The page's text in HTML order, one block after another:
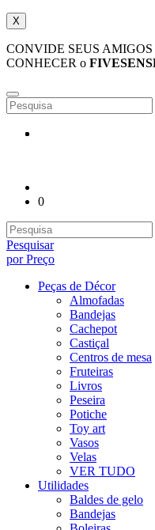
X
CONVIDE SEUS AMIGOS
CONHECER o
0
Pesquisar
por Preço
Peças de Décor
Almofadas
Bandejas
Cachepot
Castiçal
Centros de mesa
Fruteiras
Livros
Peseira
Potiche
Toy art
Vasos
Velas
VER TUDO
Utilidades
Baldes de gelo
Bandejas